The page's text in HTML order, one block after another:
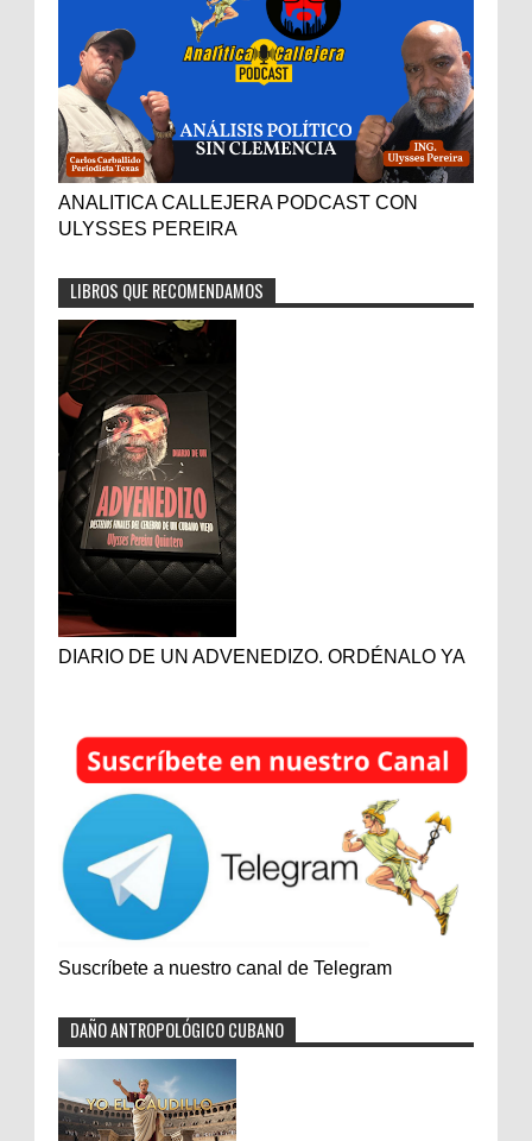
ANALITICA CALLEJERA PODCAST CON
ULYSSES PEREIRA
LIBROS QUE RECOMENDAMOS
DIARIO DE UN ADVENEDIZO. ORDÉNALO YA
Suscríbete a nuestro canal de Telegram
DAÑO ANTROPOLÓGICO CUBANO